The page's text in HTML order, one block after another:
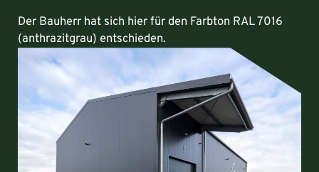
Der Bauherr hat sich hier für den Farbton RAL 7016
(anthrazitgrau) entschieden.